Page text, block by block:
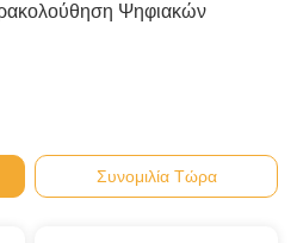
Ψηφιακών
Συνομιλία Τώρα